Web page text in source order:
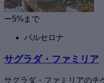
ー5%まで
バルセロナ
サグラダ・ファミリア
サグラダ・ファミリアのチ